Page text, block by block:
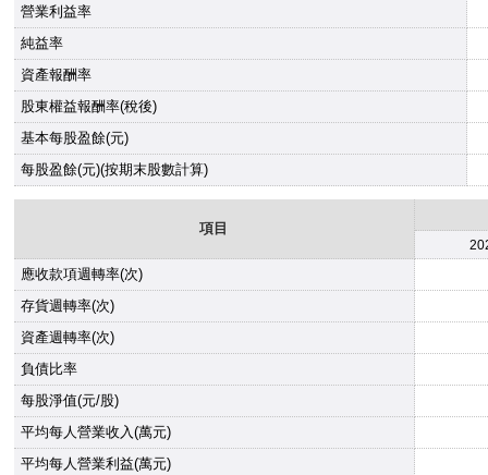
營業利益率
純益率
資產報酬率
股東權益報酬率(稅後)
基本每股盈餘(元)
每股盈餘(元)(按期末股數計算)
項目
應收款項週轉率(次)
存貨週轉率(次)
資產週轉率(次)
負債比率
每股淨值(元/股)
平均每人營業收入(萬元)
平均每人營業利益(萬元)